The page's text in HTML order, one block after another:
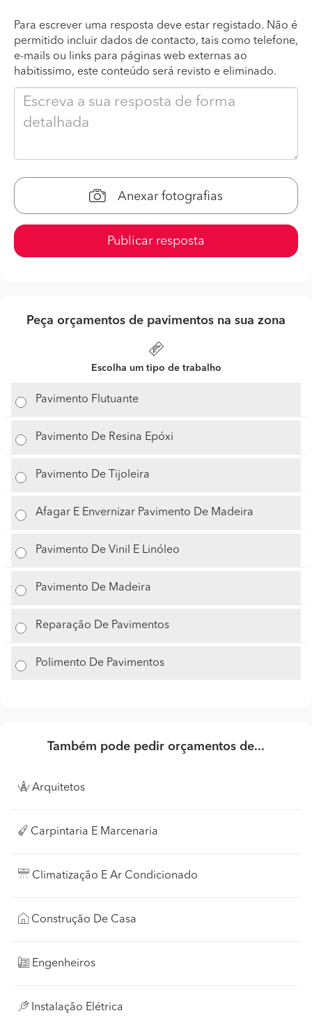
Para escrever uma resposta deve estar registado. Não é
permitido incluir dados de contacto, tais como telefone,
e-mails ou links para páginas web externas ao
habitissimo, este conteúdo será revisto e eliminado.
Anexar fotografias
Publicar resposta
Peça orçamentos de pavimentos na sua zona
Escolha um tipo de trabalho
Pavimento Flutuante
Pavimento De Resina Epóxi
Pavimento De Tijoleira
Afagar E Envernizar Pavimento De Madeira
Pavimento De Vinil E Linóleo
Pavimento De Madeira
Reparação De Pavimentos
Polimento De Pavimentos
Também pode pedir orçamentos de...
Arquitetos
Carpintaria E Marcenaria
Climatização E Ar Condicionado
Construção De Casa
Engenheiros
Instalação Elétrica